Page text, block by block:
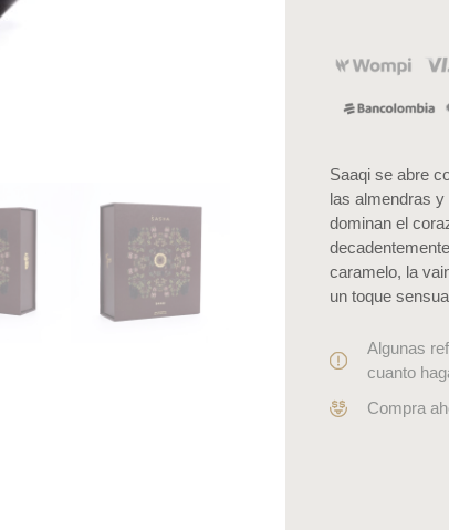
Saaqi se abre
las almendras
dominan el
caramelo, la
un toque
Algunas
cuanto
Compra